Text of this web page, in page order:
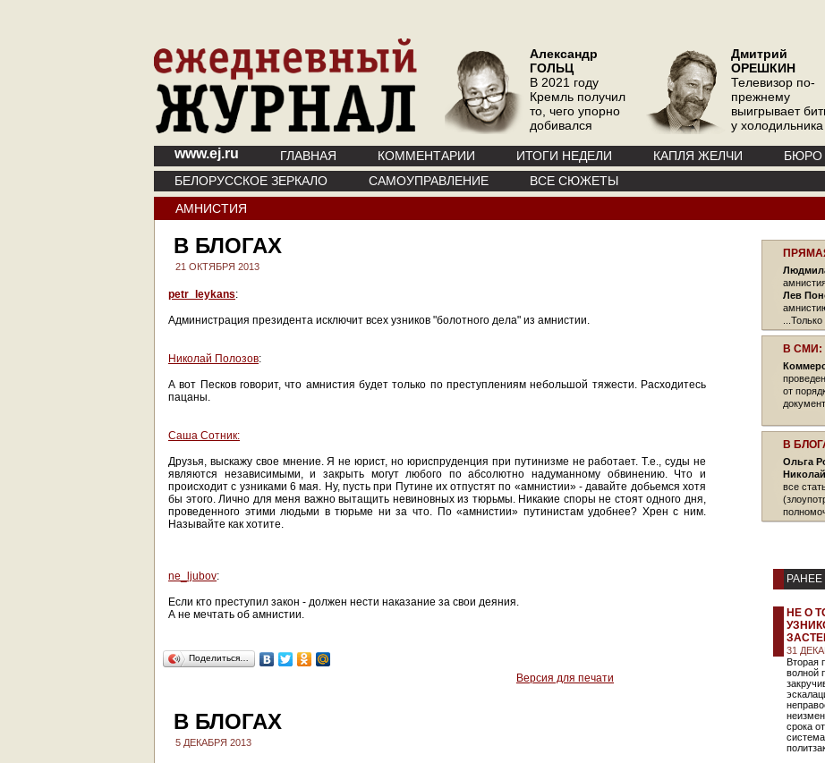
Александр
ГОЛЬЦ
В 2021 году
Кремль получил
то, чего упорно
добивался
Дмитрий
ОРЕШКИН
Телевизор по-
прежнему
выигрывает
у холодильника
www.ej.ru ГЛАВНАЯ КОММЕНТАРИИ ИТОГИ НЕДЕЛИ КАПЛЯ ЖЕЛЧИ
БЮРО
БЕЛОРУССКОЕ ЗЕРКАЛО
САМОУПРАВЛЕНИЕ
ВСЕ СЮЖЕТЫ
АМНИСТИЯ
В БЛОГАХ
21 ОКТЯБРЯ 2013
petr_leykans:
Администрация президента исключит всех узников "болотного дела" из амнистии.
Николай Полозов:
А вот Песков говорит, что амнистия будет только по преступлениям небольшой тяжести. Расходитесь
пацаны.
Саша Сотник:
Друзья, выскажу свое мнение. Я не юрист, но юриспруденция при путинизме не работает. Т.е., суды не
являются независимыми, и закрыть могут любого по абсолютно надуманному обвинению. Что и
происходит с узниками 6 мая. Ну, пусть при Путине их отпустят по «амнистии» - давайте добьемся хотя
бы этого. Лично для меня важно вытащить невиновных из тюрьмы. Никакие споры не стоят одного дня,
проведенного этими людьми в тюрьме ни за что. По «амнистии» путинистам удобнее? Хрен с ним.
Называйте как хотите.
ne_ljubov:
Если кто преступил закон - должен нести наказание за свои деяния.
А не мечтать об амнистии.
Поделиться…
Версия для печати
В БЛОГАХ
5 ДЕКАБРЯ 2013
Лев
В СМИ:
от
В
Ольга
все
НЕ О
31
Вторая
волной
срока